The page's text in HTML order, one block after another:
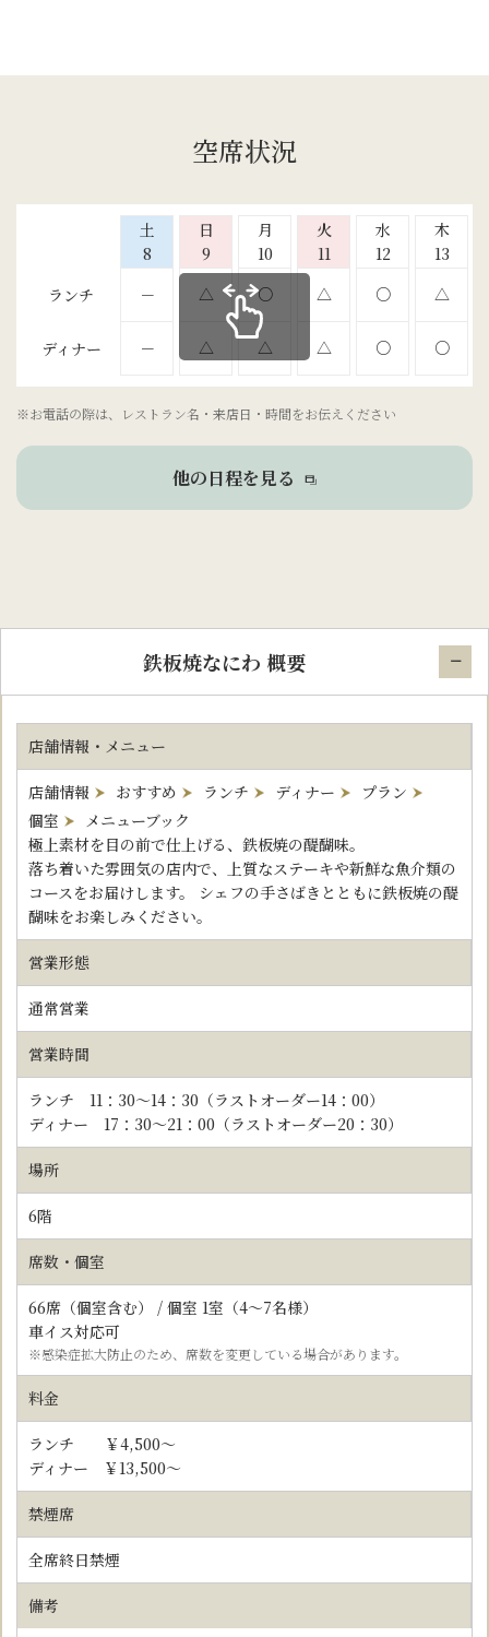
空席状況
土
8
日
9
月
10
火
11
水
12
木
13
ランチ
－ △ ○ △ ○ △
ディナー － △ △ △ ○ ○
※お電話の際は、レストラン名・来店日・時間をお伝えください
他の日程を見る
鉄板焼なにわ 概要
店舗情報・メニュー
店舗情報 おすすめ ランチ ディナー
プラン
個室
メニューブック
極上素材を目の前で仕上げる、鉄板焼の醍醐味。
落ち着いた雰囲気の店内で、上質なステーキや新鮮な魚介類の
コースをお届けします。 シェフの手さばきとともに鉄板焼の醍
醐味をお楽しみください。
営業形態
通常営業
営業時間
ランチ 11：30～14：30（ラストオーダー14：00）
ディナー 17：30～21：00（ラストオーダー20：30）
場所
6階
席数・個室
66席（個室含む） / 個室 1室（4～7名様）
車イス対応可
※感染症拡大防止のため、席数を変更している場合があります。
料金
ランチ ￥4,500～
ディナー ￥13,500～
禁煙席
全席終日禁煙
備考